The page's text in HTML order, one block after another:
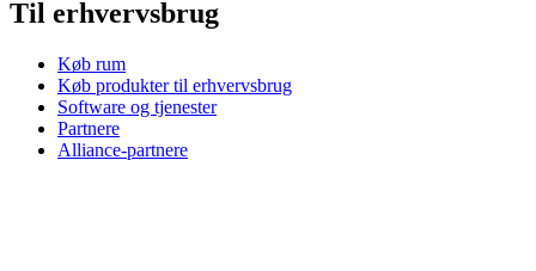
Til erhvervsbrug
Køb rum
Køb produkter til erhvervsbrug
Software og tjenester
Partnere
Alliance-partnere